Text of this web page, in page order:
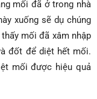
mối đã ở trong nhà
xuống sẽ dụ chúng
mối đã xâm nhập
đốt để diệt hết mối.
mối được hiệu quả